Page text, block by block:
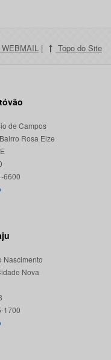
WEBMAIL | Topo do Site
de Campos
Rosa Elze
Nascimento
Nova